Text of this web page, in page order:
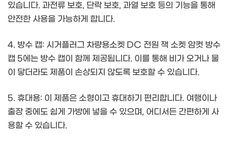
있습니다. 과전류 보호, 단락 보호, 과열 보호 등의 기능을 통해
안전한 사용을 가능하게 합니다.
4. 방수 캡: 시거플러그 차량용소켓 DC 전원 잭 소켓 암컷 방수
캡 5에는 방수 캡이 함께 제공됩니다. 이를 통해 비가 오거나 물
이 닿더라도 제품이 손상되지 않도록 보호할 수 있습니다.
5. 휴대용: 이 제품은 소형이고 휴대하기 편리합니다. 여행이나
출장 중에도 쉽게 가방에 넣을 수 있으며, 어디서든 간편하게 사
용할 수 있습니다.